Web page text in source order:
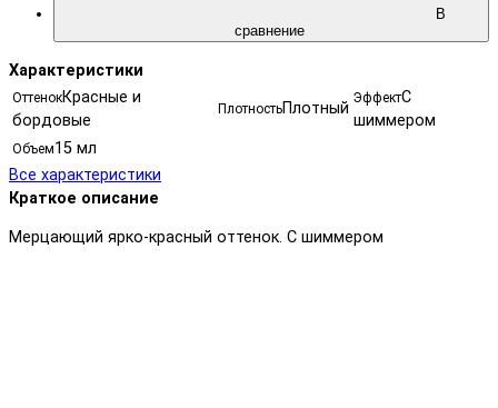
В
сравнение
Характеристики
ОттенокКрасные и
бордовые
ПлотностьПлотный
ЭффектС
шиммером
Объем15 мл
Все характеристики
Краткое описание
Мерцающий ярко-красный оттенок. С шиммером